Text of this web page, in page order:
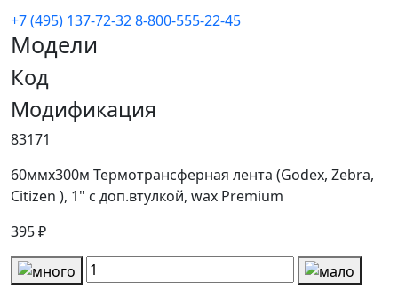
+7 (495) 137-72-328-800-555-22-45
Модели
Код
Модификация
83171
60ммх300м Термотрансферная лента (Godex, Zebra,
Citizen ), 1" с доп.втулкой, wax Premium
395 ₽